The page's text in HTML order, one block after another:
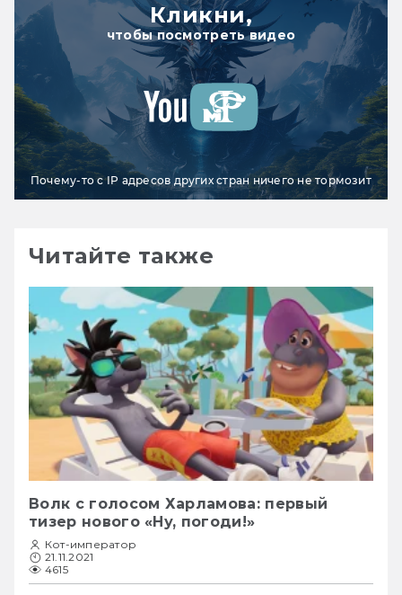
Кликни,
чтобы посмотреть видео
Почему-то с IP адресов других стран ничего не тормозит
Читайте также
Волк с голосом Харламова: первый
тизер нового «Ну, погоди!»
Кот-император
21.11.2021
4615